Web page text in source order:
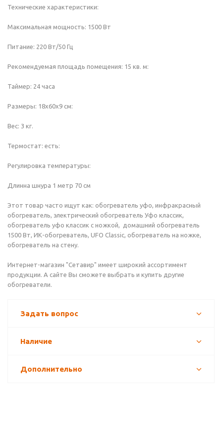
Технические характеристики:
Максимальная мощность: 1500 Вт
Питание: 220 Вт/50 Гц
Рекомендуемая площадь помещения: 15 кв. м:
Таймер: 24 часа
Размеры: 18х60х9 см:
Вес: 3 кг.
Термостат: есть:
Регулировка температуры:
Длинна шнура 1 метр 70 см
Этот товар часто ищут как: обогреватель уфо, инфракрасный
обогреватель, электрический обогреватель Уфо классик,
обогреватель уфо классик с ножкой, домашний обогреватель
1500 Вт, ИК-обогреватель, UFO Classic, обогреватель на ножке,
обогреватель на стену.
Интернет-магазин "Сетавир" имеет широкий ассортимент
продукции. А сайте Вы сможете выбрать и купить другие
обогреватели.
Задать вопрос
Наличие
Дополнительно